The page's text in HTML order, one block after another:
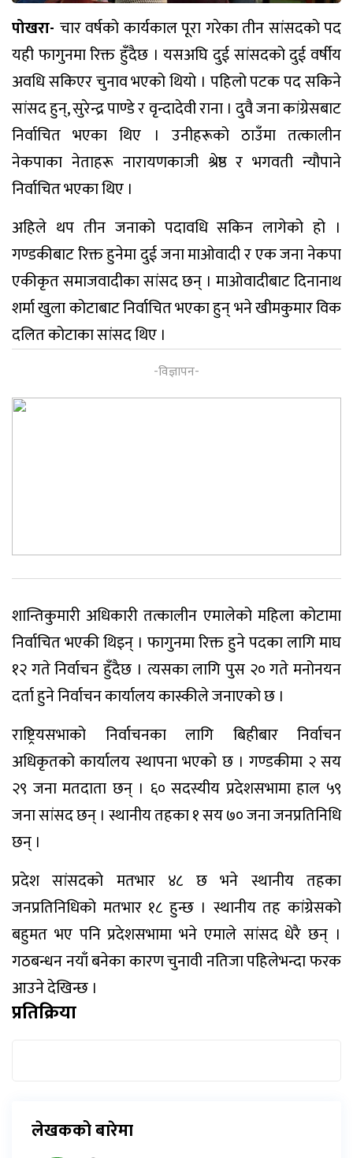
पोखरा- चार वर्षको कार्यकाल पूरा गरेका तीन सांसदको पद
यही फागुनमा रिक्त हुँदैछ । यसअघि दुई सांसदको दुई वर्षीय
अवधि सकिएर चुनाव भएको थियो । पहिलो पटक पद सकिने
सांसद हुन्, सुरेन्द्र पाण्डे र वृन्दादेवी राना । दुवै जना कांग्रेसबाट
निर्वाचित भएका थिए । उनीहरूको ठाउँमा तत्कालीन
नेकपाका नेताहरू नारायणकाजी श्रेष्ठ र भगवती न्यौपाने
निर्वाचित भएका थिए ।
अहिले थप तीन जनाको पदावधि सकिन लागेको हो ।
गण्डकीबाट रिक्त हुनेमा दुई जना माओवादी र एक जना नेकपा
एकीकृत समाजवादीका सांसद छन् । माओवादीबाट दिनानाथ
शर्मा खुला कोटाबाट निर्वाचित भएका हुन् भने खीमकुमार विक
दलित कोटाका सांसद थिए ।
शान्तिकुमारी अधिकारी तत्कालीन एमालेको महिला कोटामा
निर्वाचित भएकी थिइन् । फागुनमा रिक्त हुने पदका लागि माघ
१२ गते निर्वाचन हुँदैछ । त्यसका लागि पुस २० गते मनोनयन
दर्ता हुने निर्वाचन कार्यालय कास्कीले जनाएको छ ।
राष्ट्रियसभाको निर्वाचनका लागि बिहीबार निर्वाचन
अधिकृतको कार्यालय स्थापना भएको छ । गण्डकीमा २ सय
२९ जना मतदाता छन् । ६० सदस्यीय प्रदेशसभामा हाल ५९
जना सांसद छन् । स्थानीय तहका १ सय ७० जना जनप्रतिनिधि
छन् ।
प्रदेश सांसदको मतभार ४८ छ भने स्थानीय तहका
जनप्रतिनिधिको मतभार १८ हुन्छ । स्थानीय तह कांग्रेसको
बहुमत भए पनि प्रदेशसभामा भने एमाले सांसद धेरै छन् ।
गठबन्धन नयाँ बनेका कारण चुनावी नतिजा पहिलेभन्दा फरक
आउने देखिन्छ ।
प्रतिक्रिया
लेखकको बारेमा